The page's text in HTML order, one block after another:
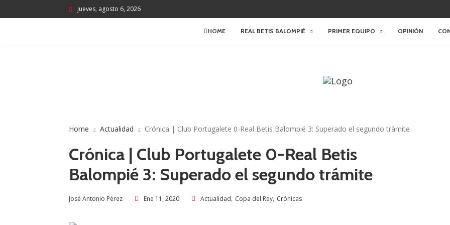
jueves, agosto 6, 2026
HOME REAL BETIS BALOMPIÉ PRIMER EQUIPO OPINIÓN
Home Actualidad Crónica | Club Portugalete 0-Real Betis Balompié 3: Superado el segundo trámite
Crónica | Club Portugalete 0-Real Betis
Balompié 3: Superado el segundo trámite
José Antonio Pérez Ene 11, 2020 Actualidad, Copa del Rey, Crónicas